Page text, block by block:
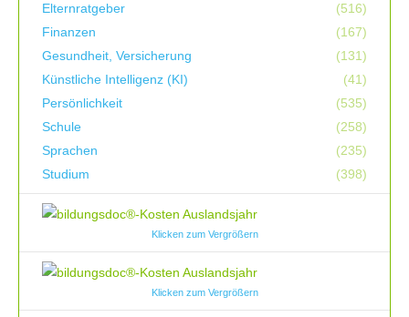
Elternratgeber
(516)
Finanzen
(167)
Gesundheit, Versicherung
(131)
Künstliche Intelligenz (KI)
(41)
Persönlichkeit
(535)
Schule
(258)
Sprachen
(235)
Studium
(398)
Klicken zum Vergrößern
Klicken zum Vergrößern